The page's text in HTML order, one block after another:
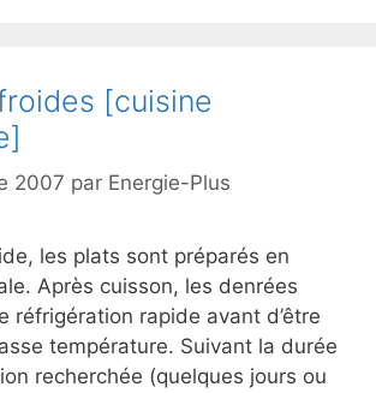
[cuisine
2007 par Energie-Plus
les plats sont préparés en
Après cuisson, les denrées
réfrigération rapide avant d’être
température. Suivant la durée
recherchée (quelques jours ou